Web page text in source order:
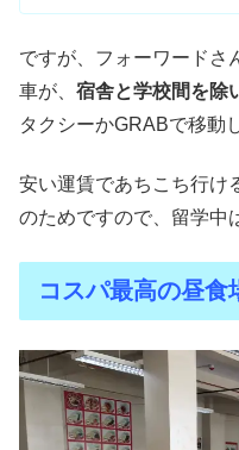
ですが、フォーワードさ
車が、 宿舎と学校間を除
タクシーかGRABで移動
安い運賃であちこち行け
のためですので、留学中
コスパ最高の昼食